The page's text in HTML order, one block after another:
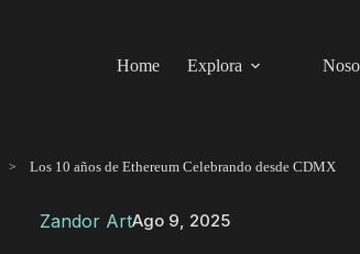
Home
Explora
Los 10 años de Ethereum Celebrando desde CDMX
Zandor ArtAgo 9, 2025